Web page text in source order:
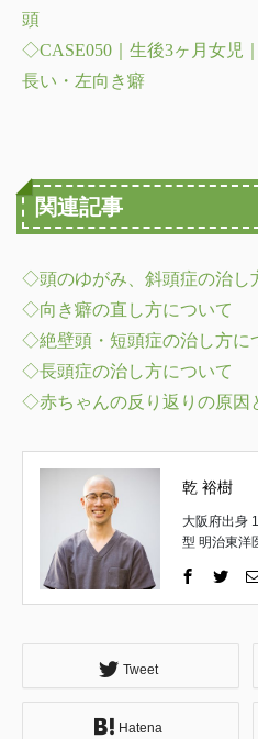
頭
◇CASE050｜生後3ヶ月女児
長い・左向き癖
関連記事
◇頭のゆがみ、斜頭症の治し
◇向き癖の直し方について
◇絶壁頭・短頭症の治し方に
◇長頭症の治し方について
◇赤ちゃんの反り返りの原因
乾 裕樹
大阪府出身
型 明治東洋
人 日本統
日本統合手
しての経歴
へ。 午前
は地元の鍼
施術方法を
Tweet
Hatena